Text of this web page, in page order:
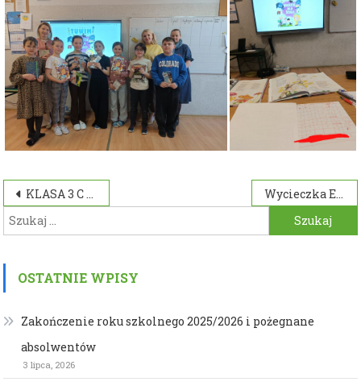
Nawigacja
wpisu
KLASA 3 C W BￓBRCE U ﾣUKASIEWICZA
Wycieczka Edukacyjna Klas 1
Szukaj:
OSTATNIE WPISY
Zakończenie roku szkolnego 2025/2026 i pożegnane
absolwentów
3 lipca, 2026